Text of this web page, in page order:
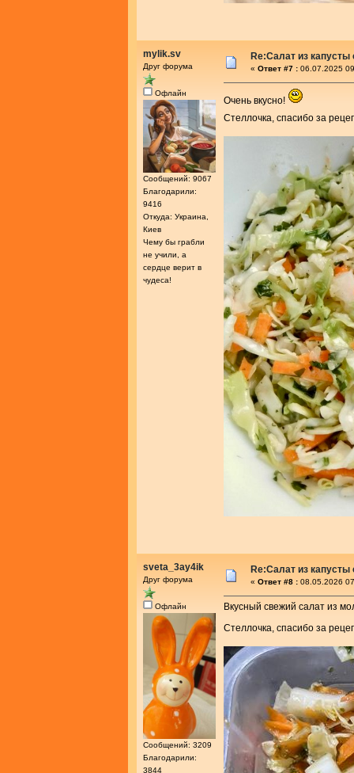
mylik.sv
Друг форума
Офлайн
Сообщений: 9067
Благодарили:
9416
Откуда: Украина,
Киев
Чему бы грабли
не учили, а
сердце верит в
чудеса!
Re:Салат из
« Ответ #7 : 06.07.2025
Очень вкусно!
Стеллочка, спасибо за
sveta_3ay4ik
Друг форума
Офлайн
Сообщений: 3209
Благодарили:
3844
Re:Салат из
« Ответ #8 : 08.05.2026
Вкусный свежий салат из
Стеллочка, спасибо за